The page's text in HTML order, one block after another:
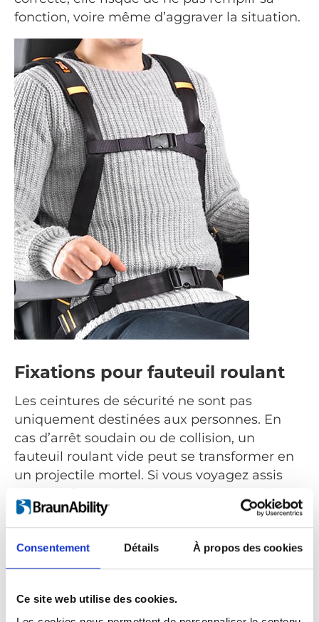
Consentement Détails À propos des cookies
Ce site web utilise des cookies.
fonction, voire même d’aggraver la situation.
Fixations pour fauteuil roulant
Les ceintures de sécurité ne sont pas
uniquement destinées aux personnes. En
cas d’arrêt soudain ou de collision, un
fauteuil roulant vide peut se transformer en
un projectile mortel. Si vous voyagez assis
risque de se renverser ou de se replier et
votre ceinture ne sert alors à rien. Pour éviter
ces scénarios tragiques, la solution est
d’utiliser des fixations pour fauteuil roulant.
maintiennent fermement votre fauteuil